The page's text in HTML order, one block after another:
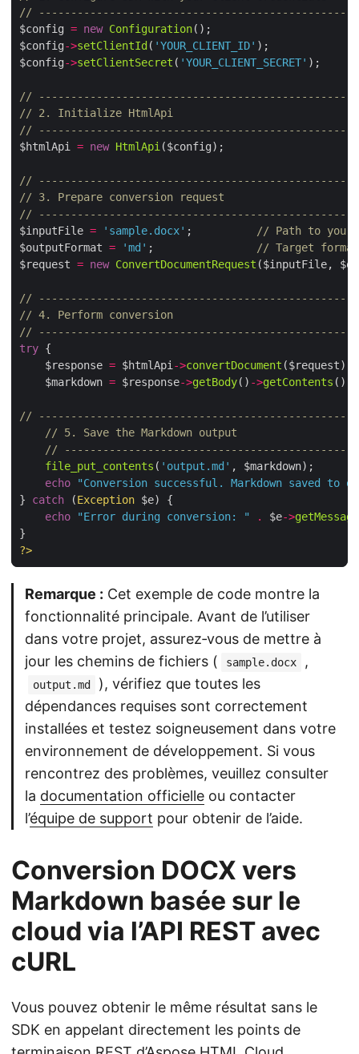
//
$config = new Configuration
$config->setClientId ( 'YOUR_CLIENT_ID'
$config->setClientSecret ( 'YOUR_CLIENT_SECRET'
//
// 2. Initialize HtmlApi
//
$htmlApi = new HtmlApi
//
// 3. Prepare conversion request
//
$inputFile = 'sample.docx' ;
// Path to your
$outputFormat = 'md' ;
// Target format
$request = new ConvertDocumentRequest
//
// 4. Perform conversion
//
try
    $response
= $htmlApi ->convertDocument
    $markdown
= $response->getBody() ->getContents
//
// 5. Save the Markdown output
//
file_put_contents ( 'output.md'
echo
"Conversion successful. Markdown saved to
} catch (Exception
echo
"Error during conversion: " . $e->getMessage
?>
Remarque : Cet exemple de code montre la
fonctionnalité principale. Avant de l’utiliser
dans votre projet, assurez‑vous de mettre à
jour les chemins de fichiers (
sample.docx ,
output.md
), vérifiez que toutes les
dépendances requises sont correctement
installées et testez soigneusement dans votre
environnement de développement. Si vous
rencontrez des problèmes, veuillez consulter
la documentation officielle ou contacter
l’équipe de support pour obtenir de l’aide.
Conversion DOCX vers
Markdown basée sur le
cloud via l’API REST avec
cURL
Vous pouvez obtenir le même résultat sans le
SDK en appelant directement les points de